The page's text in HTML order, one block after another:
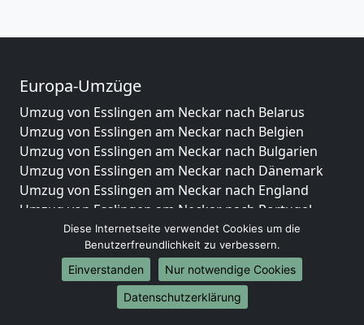
Europa-Umzüge
Umzug von Esslingen am Neckar nach Belarus
Umzug von Esslingen am Neckar nach Belgien
Umzug von Esslingen am Neckar nach Bulgarien
Umzug von Esslingen am Neckar nach Dänemark
Umzug von Esslingen am Neckar nach England
Umzug von Esslingen am Neckar nach Portugal
Umzug von Esslingen am Neckar nach Bosnien
und Herzegowina
Umzug von Esslingen am Neckar nach Irland
Umzug von Esslingen am Neckar nach Lettland
Umzug von Esslingen am Neckar nach Zypern
Diese Internetseite verwendet Cookies um die
Benutzerfreundlichkeit zu verbessern.
Einverstanden
Nur notwendige Cookies
Datenschutzerklärung